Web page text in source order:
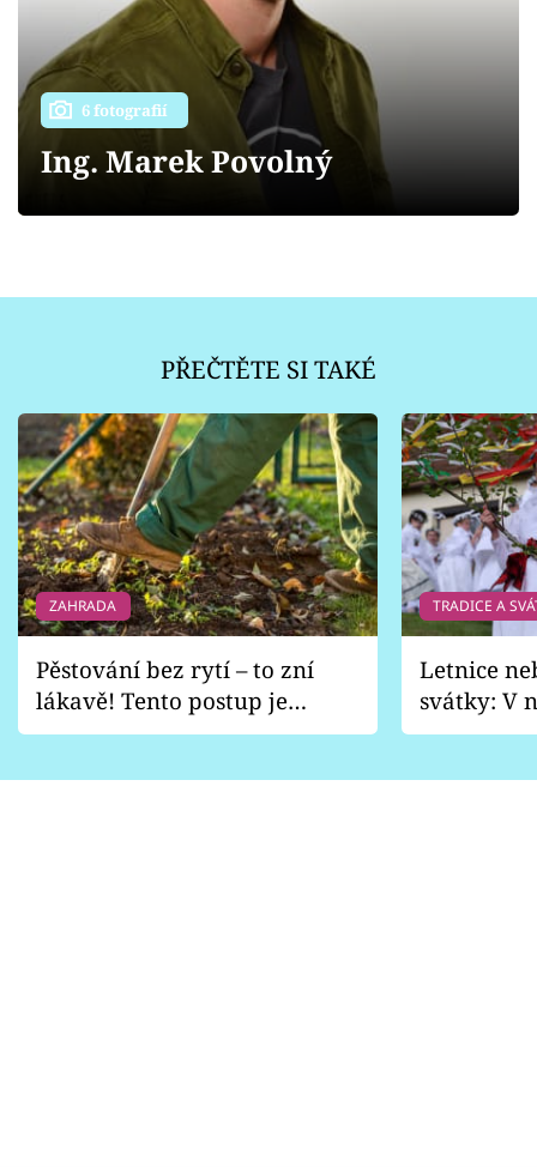
Přihlášení
Sledujte nás
6 fotografií
Ing. Marek Povolný
PŘEČTĚTE SI TAKÉ
ZAHRADA
Pěstování bez rytí – to zní
lákavě! Tento postup je
vhodný jen pro některé
TRADICE A
Letnice
svátky: V
pondělí